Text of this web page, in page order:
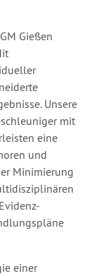
Gießen
Unsere
mit
eine
und
Minimierung
einer